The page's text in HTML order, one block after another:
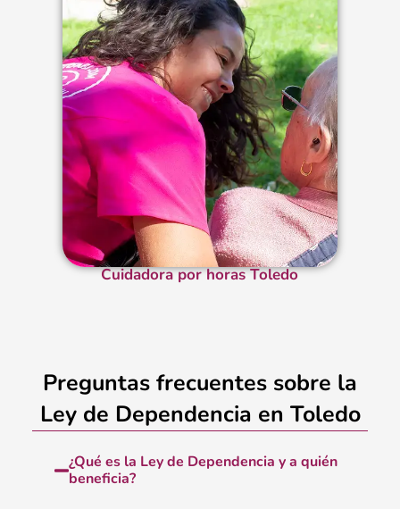
Cuidadora por horas Toledo
Preguntas frecuentes sobre la
Ley de Dependencia en Toledo
¿Qué es la Ley de Dependencia y a quién
beneficia?